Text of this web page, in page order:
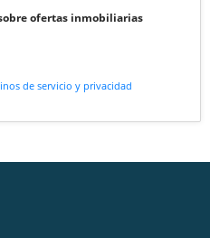
ofertas inmobiliarias
de servicio y privacidad